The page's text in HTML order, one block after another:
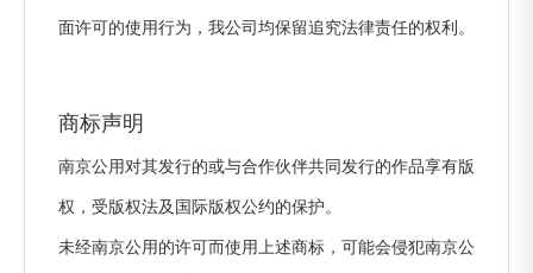
面许可的使用行为，我公司均保留追究法律责任的权利。
商标声明
南京公用对其发行的或与合作伙伴共同发行的作品享有版
权，受版权法及国际版权公约的保护。
未经南京公用的许可而使用上述商标，可能会侵犯南京公